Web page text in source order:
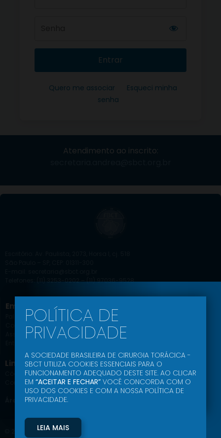
Entrar
Quero me associar
Esqueci minha
senha
Atendimento ao inscrito:
Telefones: (11) 3253-0202 – (11) 97036-9528
Empresa
Palavra do Presidente
Comissões
Associe-se
Agenda Científica
Jornal
Ead
Link Uteis
Código de Conduta Ética
Comunidade SBCT
Área do Associado
© 2024- SBCT – Sociedade Brasileira de Cirurgia Torácica – Todos os
POLÍTICA DE
PRIVACIDADE
A SOCIEDADE BRASILEIRA DE CIRURGIA TORÁCICA -
SBCT UTILIZA COOKIES ESSENCIAIS PARA O
FUNCIONAMENTO ADEQUADO DESTE SITE. AO CLICAR
EM “ACEITAR E FECHAR” VOCÊ CONCORDA COM O
USO DOS COOKIES E COM A NOSSA POLÍTICA DE
PRIVACIDADE.
LEIA MAIS